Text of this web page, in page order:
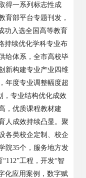
得一系列标志性成
育部平台专题刊发，
功入选全国高等教育
持续优化学科专业布
给体系，全市高校毕
新构建专业产业四维
年度专业调整幅度超
，专业结构优化成效
，优质课程教材建
人成效持续凸显。聚
各类校企定制、校企
院35个，服务地方发
“112”工程，开发“智
化应用案例，数字赋